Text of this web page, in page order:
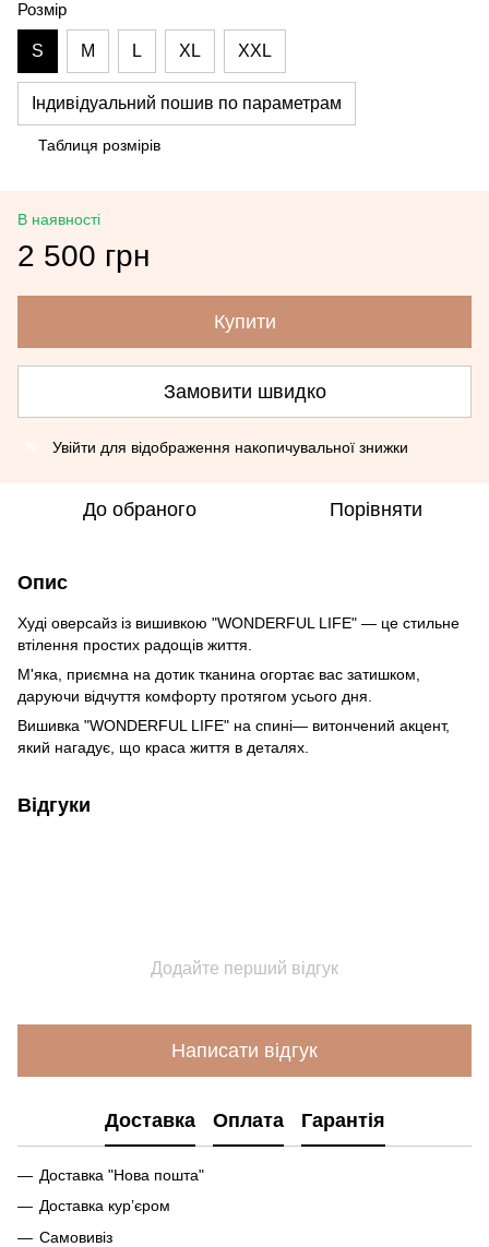
Розмір
S M L XL XXL
Індивідуальний пошив по параметрам
Таблиця розмірів
В наявності
2 500 грн
Купити
Замовити швидко
Увійти для відображення накопичувальної знижки
До обраного Порівняти
Опис
Худі оверсайз із вишивкою "WONDERFUL LIFE" — це стильне
втілення простих радощів життя.
М'яка, приємна на дотик тканина огортає вас затишком,
даруючи відчуття комфорту протягом усього дня.
Вишивка "WONDERFUL LIFE" на спині— витончений акцент,
який нагадує, що краса життя в деталях.
Відгуки
Додайте перший відгук
Написати відгук
Доставка Оплата Гарантія
Доставка "Нова пошта"
Доставка кур’єром
Самовивіз